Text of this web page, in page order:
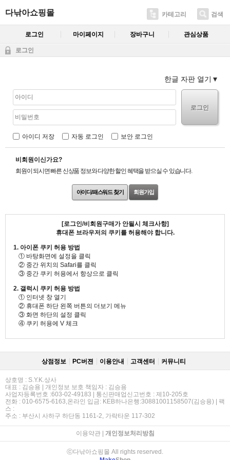
다낚아쇼핑몰 카테고리 검색
로그인 마이페이지 장바구니 관심상품
로그인
한글 자판 열기
로그인
아이디 저장 자동 로그인 보안 로그인
비회원이신가요?
회원이 되시면 빠른 신상품 정보와 다양한 할인 혜택을 받으실 수 있습니다.
아이디/패스워드 찾기 회원가입
[로그인/비회원구매가 안될시 체크사항]
휴대폰 브라우저의 쿠키를 허용해야 합니다.
1. 아이폰 쿠키 허용 방법
① 바탕화면에 설정을 클릭
② 중간 위치의 Safari를 클릭
③ 중간 쿠키 허용에서 항상으로 클릭
2. 갤럭시 쿠키 허용 방법
① 인터넷 창 열기
② 휴대폰 하단 왼쪽 버튼의 더보기 메뉴
③ 화면 하단의 설정 클릭
④ 쿠키 허용에 V 체크
상점정보 PC버젼 이용안내 고객센터 커뮤니티
상호명 : S.Y.K.상사
대표 : 김승용 | 개인정보 보호 책임자 : 김승용
사업자등록번호 :603-02-49183 | 통신판매업신고번호 : 제10-205호
전화 : 010-6575-6163,온라인 입금: KEB하나은행:30881001158507(김승용) | 팩
스 :
주소 : 부산시 사하구 하단동 1161-2, 가락타운 117-302
이용약관| 개인정보처리방침
ⓒ다낚아쇼핑몰 All rights reserved.